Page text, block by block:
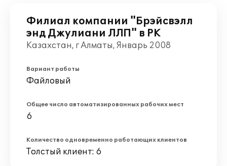
Филиал компании "Брэйсвэлл
энд Джулиани ЛЛП" в РК
Казахстан, г Алматы, Январь 2008
Вариант работы
Файловый
Общее число автоматизированных рабочих мест
6
Количество одновременно работающих клиентов
Толстый клиент: 6